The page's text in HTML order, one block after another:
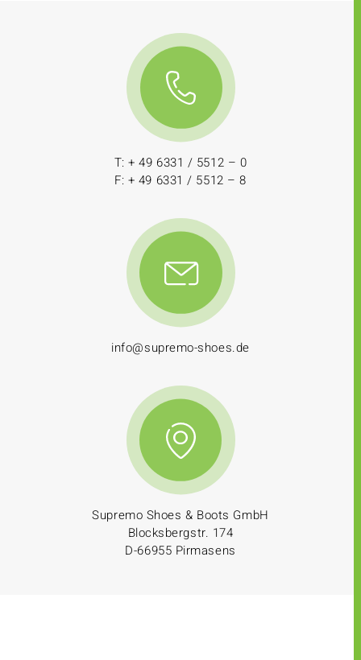
T: + 49 6331 / 5512 – 0
F: + 49 6331 / 5512 – 8
info@supremo-shoes.de
Supremo Shoes & Boots GmbH
Blocksbergstr. 174
D-66955 Pirmasens